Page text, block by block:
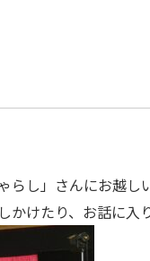
らし」さんにお越し
かけたり、お話に入